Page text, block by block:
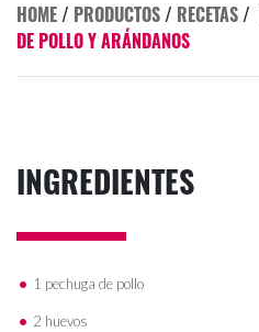
HOME/ PRODUCTOS/ RECETAS/
DE POLLO Y ARÁNDANOS
INGREDIENTES
1 pechuga de pollo
2 huevos